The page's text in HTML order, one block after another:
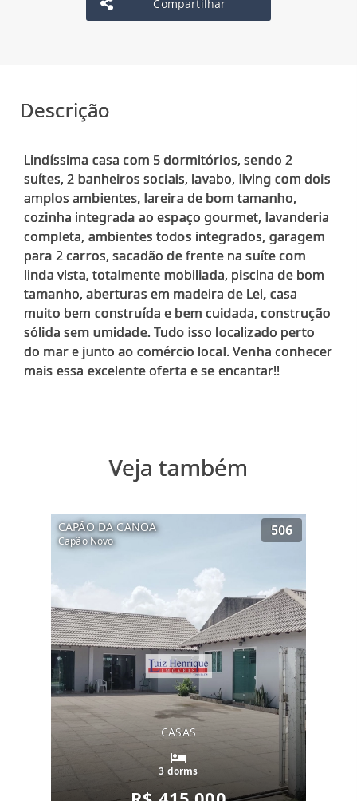
Compartilhar
Descrição
Lindíssima casa com 5 dormitórios, sendo 2
suítes, 2 banheiros sociais, lavabo, living com dois
amplos ambientes, lareira de bom tamanho,
cozinha integrada ao espaço gourmet, lavanderia
completa, ambientes todos integrados, garagem
para 2 carros, sacadão de frente na suíte com
linda vista, totalmente mobiliada, piscina de bom
tamanho, aberturas em madeira de Lei, casa
muito bem construída e bem cuidada, construção
sólida sem umidade. Tudo isso localizado perto
do mar e junto ao comércio local. Venha conhecer
Veja também
CAPÃO DA CANOA
Capão Novo
506
CASAS
3 dorms